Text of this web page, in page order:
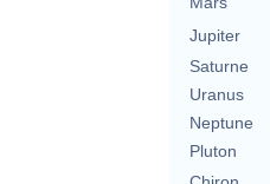
Jupiter
Saturne
Uranus
Neptune
Pluton